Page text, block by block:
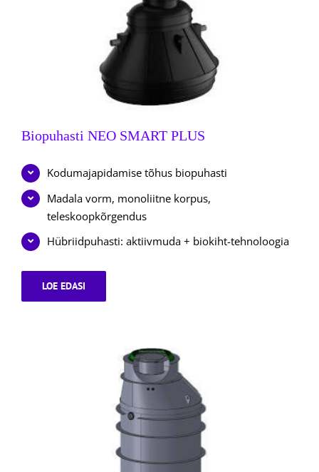
Biopuhasti NEO SMART PLUS
Kodumajapidamise tõhus biopuhasti
Madala vorm, monoliitne korpus,
teleskoopkõrgendus
Hübriidpuhasti: aktiivmuda + biokiht-tehnoloogia
LOE EDASIBIOPUHASTI
NEO